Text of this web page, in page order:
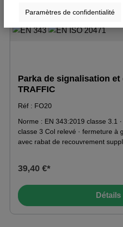
Parka de signalisation
TRAFFIC
Réf : FO20
Norme : EN 343:2019 classe 3.1
classe 3 Col relevé · fermeture à glissière à dents continue
avec rabat de recouvrement
latérales insérées avec rabat ·
39,40 €*
Détails
Paramètres de confidentialité